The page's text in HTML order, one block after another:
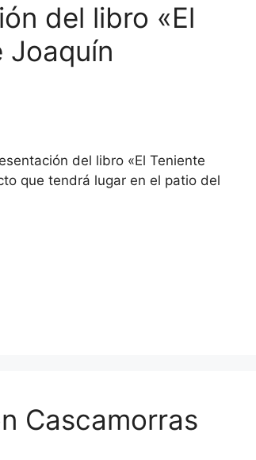
del libro «El
Joaquín
del libro «El Teniente
que tendrá lugar en el patio del
Cascamorras